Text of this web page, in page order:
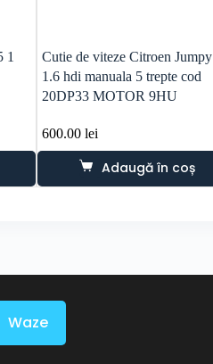
1
Cutie de viteze Citroen Jumpy
1.6 hdi manuala 5 trepte cod
20DP33 MOTOR 9HU
600.00 lei
Adaugă în coș
Waze